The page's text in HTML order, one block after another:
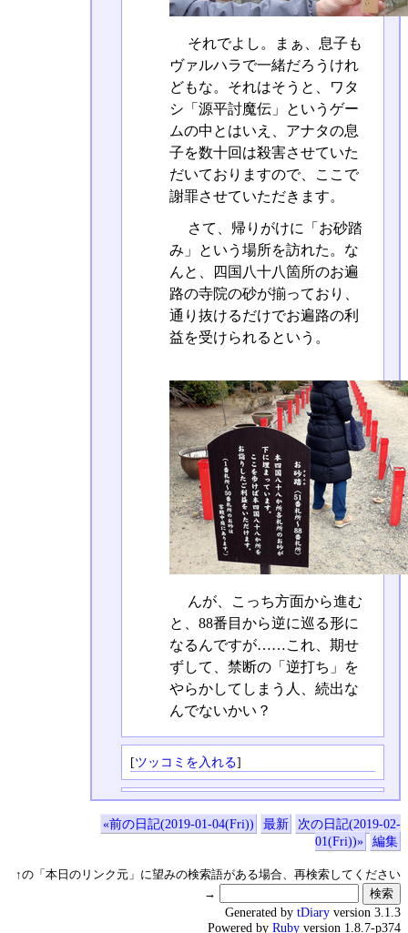
それでよし。まぁ、息子も
ヴァルハラで一緒だろうけれ
どもな。それはそうと、ワタ
シ「源平討魔伝」というゲー
ムの中とはいえ、アナタの息
子を数十回は殺害させていた
だいておりますので、ここで
謝罪させていただきます。
さて、帰りがけに「お砂踏
み」という場所を訪れた。な
んと、四国八十八箇所のお遍
路の寺院の砂が揃っており、
通り抜けるだけでお遍路の利
益を受けられるという。
んが、こっち方面から進む
と、88番目から逆に巡る形に
なるんですが……これ、期せ
ずして、禁断の「逆打ち」を
やらかしてしまう人、続出な
んでないかい？
[ツッコミを入れる]
«前の日記(2019-01-04(Fri)) 最新
次の日記(2019-02-
01(Fri))»
編集
↑の「本日のリンク元」に望みの検索語がある場合、再検索してください
→
Generated by tDiary version 3.1.3
Powered by Ruby version 1.8.7-p374